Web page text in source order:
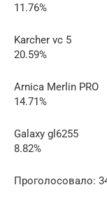
11.76%
Karcher vc 5
20.59%
Arnica Merlin PRO
14.71%
Galaxy gl6255
8.82%
Проголосовало: